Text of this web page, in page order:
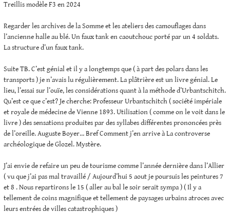
Treillis modèle F3 en 2024
Regarder les archives de la Somme et les ateliers des camouflages dans
l’ancienne halle au blé. Un faux tank en caoutchouc porté par un 4 soldats.
La structure d’un faux tank.
Suite TB. C’est génial et il y a longtemps que ( à part des polars dans les
transports ) je n’avais lu régulièrement. La plâtrière est un livre génial. Le
lieu, l’essai sur l’ouïe, les considérations quant à la méthode d’Urbantschitch.
Qu’est ce que c’est? Je cherche: Professeur Urbantschitch ( société impériale
et royale de médecine de Vienne 1893. Utilisation ( comme on le voit dans le
livre ) des sensations produites par des syllabes différentes prononcées près
de l’oreille. Auguste Boyer… Bref Comment j’en arrive à La controverse
archéologique de Glozel. Mystère.
J’ai envie de refaire un peu de tourisme comme l’année dernière dans l’Allier
( vu que j’ai pas mal travaillé / Aujourd’hui 5 aout je poursuis les peintures 7
et 8 . Nous repartirons le 15 ( aller au bal le soir serait sympa ) ( Il y a
tellement de coins magnifique et tellement de paysages urbains atroces avec
leurs entrées de villes catastrophiques )